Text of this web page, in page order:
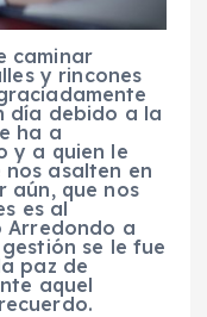
caminar
y rincones
día debido a la
ha a
y a quien le
asalten en
aún, que nos
es al
Arredondo a
se le fue
paz de
aquel